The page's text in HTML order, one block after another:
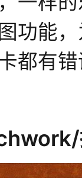
功能
都有